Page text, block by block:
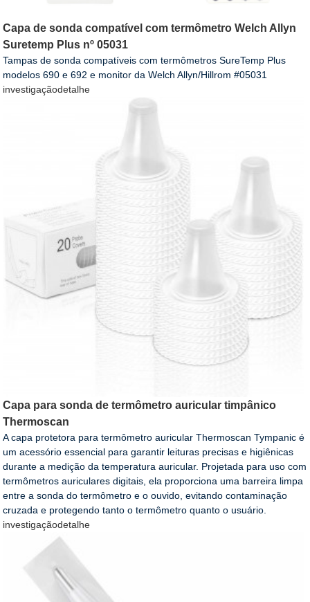
Capa de sonda compatível com termômetro Welch Allyn
Suretemp Plus nº 05031
Tampas de sonda compatíveis com termômetros SureTemp Plus
modelos 690 e 692 e monitor da Welch Allyn/Hillrom #05031
investigaçãodetalhe
Capa para sonda de termômetro auricular timpânico
Thermoscan
A capa protetora para termômetro auricular Thermoscan Tympanic é
um acessório essencial para garantir leituras precisas e higiênicas
durante a medição da temperatura auricular. Projetada para uso com
termômetros auriculares digitais, ela proporciona uma barreira limpa
entre a sonda do termômetro e o ouvido, evitando contaminação
cruzada e protegendo tanto o termômetro quanto o usuário.
investigaçãodetalhe